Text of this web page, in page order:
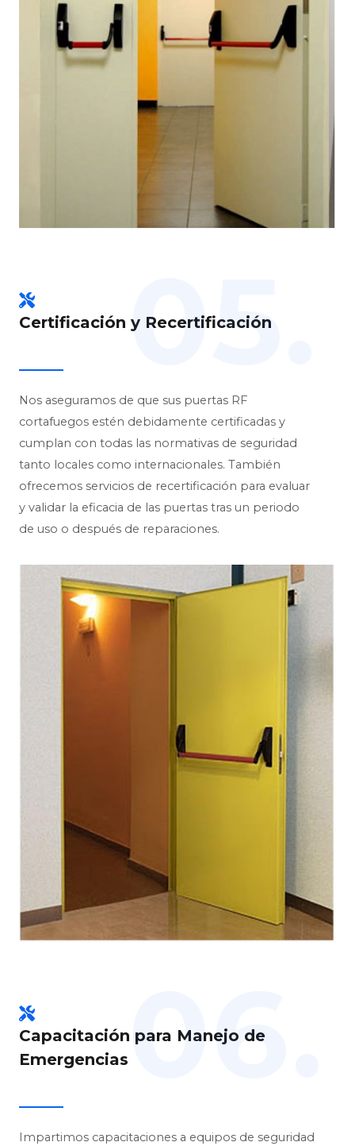
Certificación y Recertificación
05.
Nos aseguramos de que sus puertas RF
cortafuegos estén debidamente certificadas y
cumplan con todas las normativas de seguridad
tanto locales como internacionales. También
ofrecemos servicios de recertificación para evaluar
y validar la eficacia de las puertas tras un periodo
de uso o después de reparaciones.
Capacitación para Manejo de
Emergencias06.
Impartimos capacitaciones a equipos de seguridad